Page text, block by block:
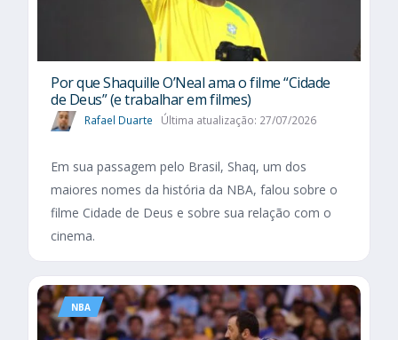
Por que Shaquille O’Neal ama o filme “Cidade
de Deus” (e trabalhar em filmes)
Rafael Duarte Última atualização: 27/07/2026
Em sua passagem pelo Brasil, Shaq, um dos
maiores nomes da história da NBA, falou sobre o
filme Cidade de Deus e sobre sua relação com o
cinema.
NBA